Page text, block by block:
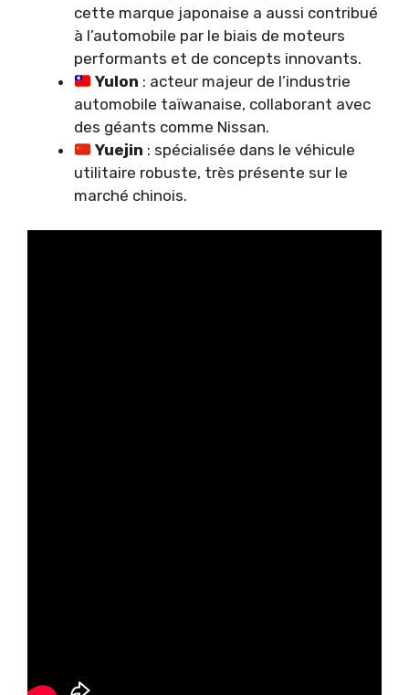
cette marque japonaise a aussi contribué
à l’automobile par le biais de moteurs
performants et de concepts innovants.
Yulon : acteur majeur de l’industrie
automobile taïwanaise, collaborant avec
des géants comme Nissan.
Yuejin : spécialisée dans le véhicule
utilitaire robuste, très présente sur le
marché chinois.